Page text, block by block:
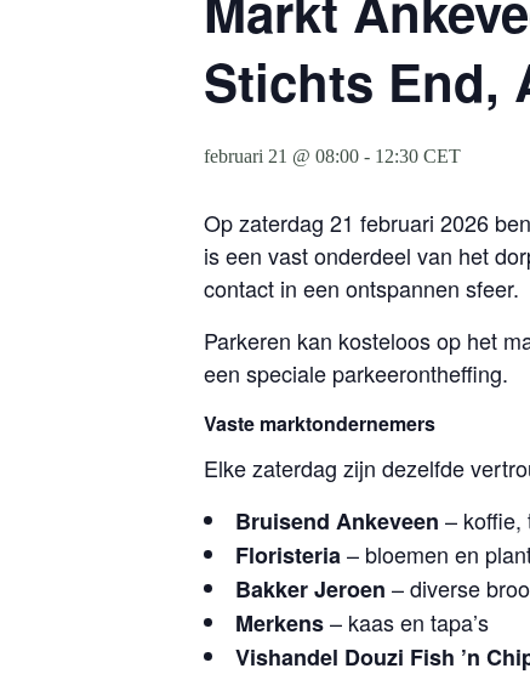
Stichts End,
februari 21 @ 08:00 - 12:30 CET
Op zaterdag 21 februari 2026
is een vast onderdeel van het
contact in een ontspannen sfeer.
Parkeren kan kosteloos op het
een speciale parkeerontheffing.
Vaste marktondernemers
Elke zaterdag zijn dezelfde
Bruisend Ankeveen – koffie,
Floristeria– bloemen en
Bakker Jeroen – diverse
Merkens– kaas en tapa’s
Vishandel Douzi Fish ’n